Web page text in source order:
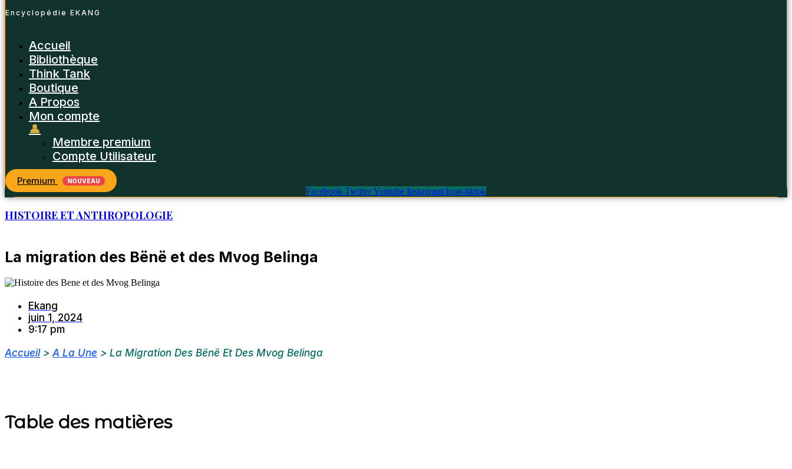
Encyclopédie EKANG
Accueil
Bibliothèque
Think Tank
Boutique
A Propos
Mon compte
👤
Membre premium
Compte Utilisateur
Premium NOUVEAU
Facebook TwitterYoutube Instagram Icon-tiktok
HISTOIRE ET ANTHROPOLOGIE
La migration des Bënë et des Mvog Belinga
Ekang
juin 1, 2024
9:17 pm
Accueil> A La Une > La Migration Des Bënë Et Des Mvog Belinga
Table des matières